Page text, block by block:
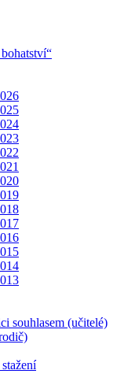
souhlasem (učitelé)